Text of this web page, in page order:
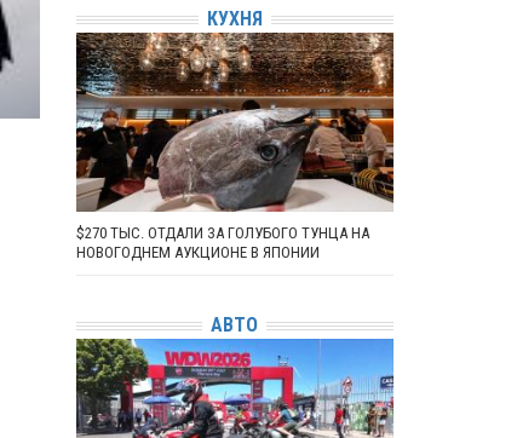
КУХНЯ
$270 ТЫС. ОТДАЛИ ЗА ГОЛУБОГО ТУНЦА НА
НОВОГОДНЕМ АУКЦИОНЕ В ЯПОНИИ
АВТО